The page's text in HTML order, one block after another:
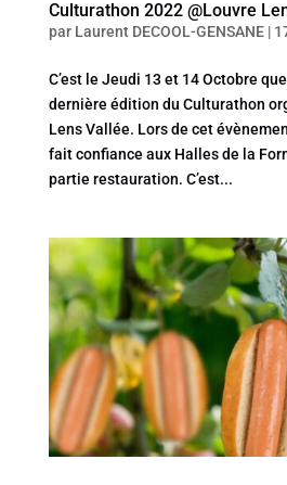
Culturathon 2022 @Louvre
par Laurent DECOOL-GENSANE|
C’est le Jeudi 13 et 14 Octobre
dernière édition du Culturathon
Lens Vallée. Lors de cet
fait confiance aux Halles de la
partie restauration. C’est...